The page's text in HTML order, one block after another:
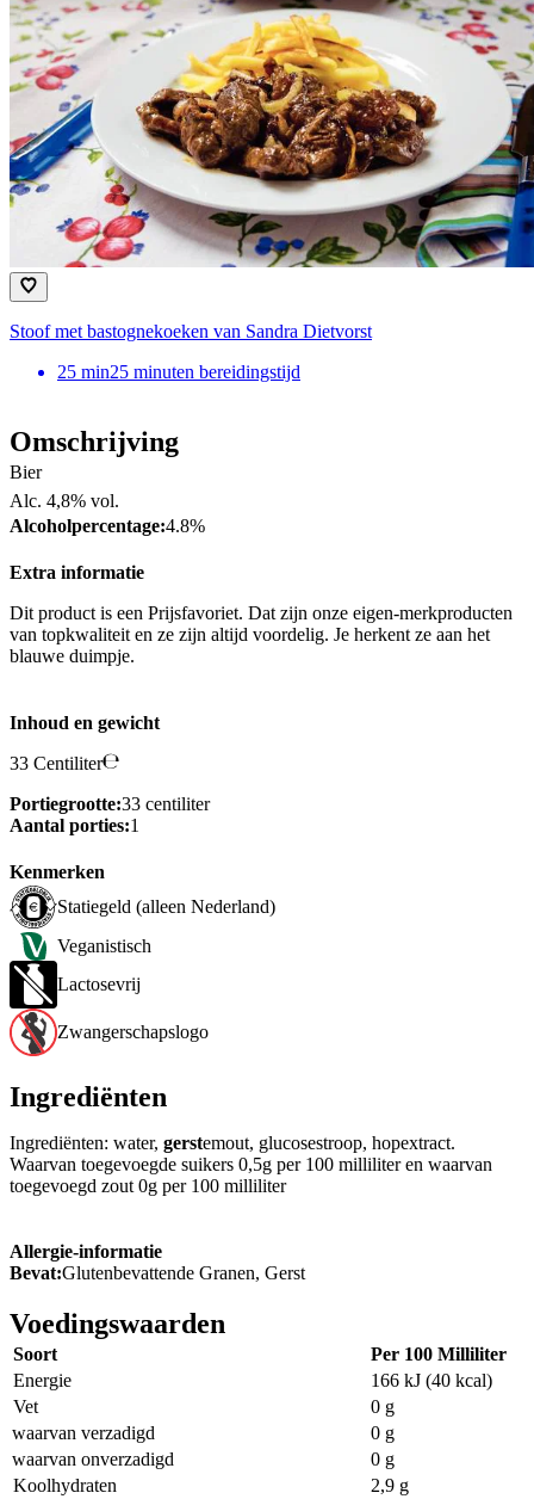
Stoof met bastognekoeken van Sandra Dietvorst
25 min25 minuten bereidingstijd
Omschrijving
Bier
Alc. 4,8% vol.
Alcoholpercentage:4.8%
Extra informatie
Dit product is een Prijsfavoriet. Dat zijn onze eigen-merkproducten
van topkwaliteit en ze zijn altijd voordelig. Je herkent ze aan het
blauwe duimpje.
Inhoud en gewicht
33 Centiliter
Portiegrootte:33 centiliter
Aantal porties:1
Kenmerken
Statiegeld (alleen Nederland)
Veganistisch
Lactosevrij
Zwangerschapslogo
Ingrediënten
Ingrediënten: water, gerstemout, glucosestroop, hopextract.
Waarvan toegevoegde suikers 0,5g per 100 milliliter en waarvan
toegevoegd zout 0g per 100 milliliter
Allergie-informatie
Bevat:Glutenbevattende Granen, Gerst
Voedingswaarden
Soort
Per 100 Milliliter
Energie
166 kJ (40 kcal)
Vet
0 g
waarvan verzadigd
0 g
waarvan onverzadigd
0 g
Koolhydraten
2,9 g